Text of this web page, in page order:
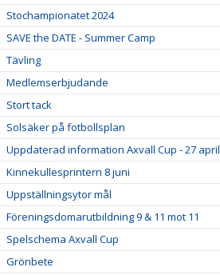
Stochampionatet 2024
SAVE the DATE - Summer Camp
Tävling
Medlemserbjudande
Stort tack
Solsäker på fotbollsplan
Uppdaterad information Axvall Cup - 27 april
Kinnekullesprintern 8 juni
Uppställningsytor mål
Föreningsdomarutbildning 9 & 11 mot 11
Spelschema Axvall Cup
Grönbete